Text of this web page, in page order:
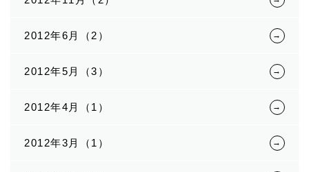
2012年6月（2）
2012年5月（3）
2012年4月（1）
2012年3月（1）